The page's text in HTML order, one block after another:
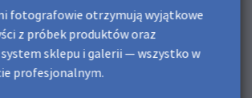
fotografowie otrzymują wyjątkowe
z próbek produktów oraz
sklepu i galerii — wszystko w
profesjonalnym.